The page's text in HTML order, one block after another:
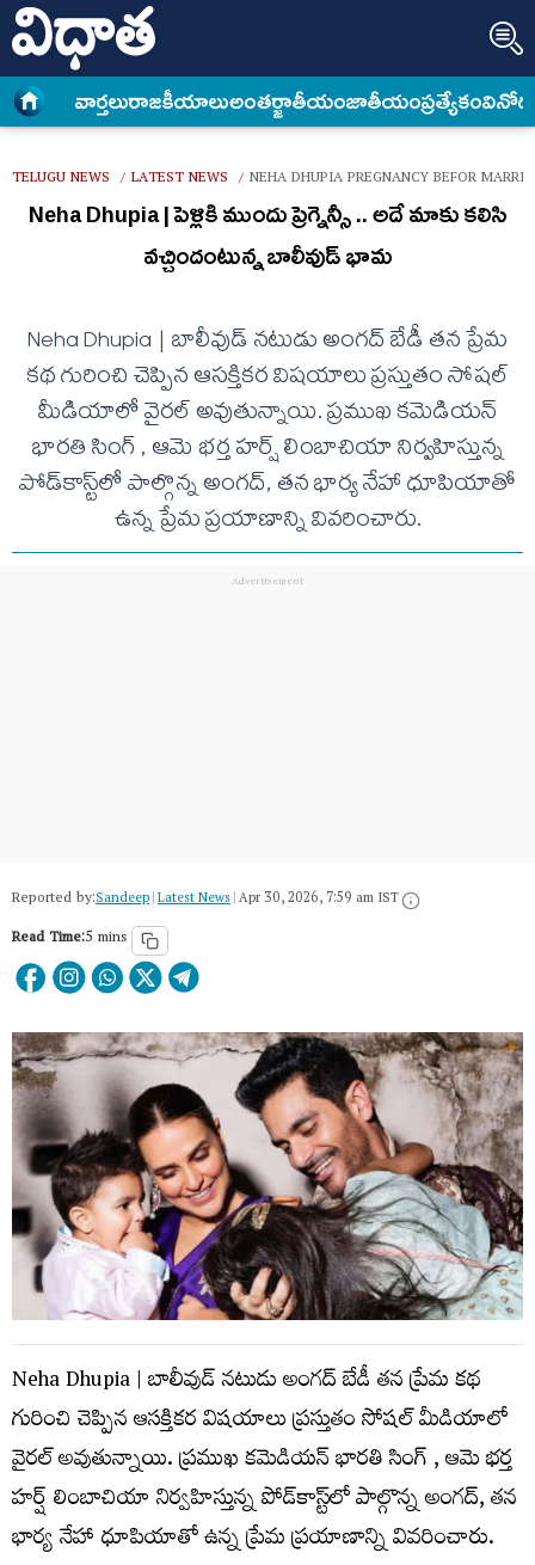
వార్త‌లురాజకీయాలుఅంత‌ర్జాతీయంజాతీయంప్రత్యేకం
TELUGU NEWS / LATEST NEWS / NEHA DHUPIA PREGNANCY BEFOR
Neha Dhupia | పెళ్లికి ముందు ప్రెగ్నెన్సీ .. అదే మాకు క‌లిసి
వ‌చ్చిందంటున్న బాలీవుడ్ భామ‌
Neha Dhupia | బాలీవుడ్ నటుడు అంగద్ బేడీ తన ప్రేమ
కథ గురించి చెప్పిన ఆసక్తికర విషయాలు ప్రస్తుతం సోషల్
మీడియాలో వైరల్ అవుతున్నాయి. ప్రముఖ కమెడియన్
భారతి సింగ్ , ఆమె భర్త హర్ష్ లింబాచియా నిర్వహిస్తున్న
పోడ్‌కాస్ట్‌లో పాల్గొన్న అంగద్, తన భార్య నేహా ధూపియాతో
ఉన్న ప్రేమ ప్రయాణాన్ని వివరించారు.
Reported by:Sandeep|Latest News|Apr 30, 2026, 7:59 am IST
Read Time:5 mins
Neha Dhupia | బాలీవుడ్ నటుడు అంగద్ బేడీ తన ప్రేమ కథ
గురించి చెప్పిన ఆసక్తికర విషయాలు ప్రస్తుతం సోషల్ మీడియాలో
వైరల్ అవుతున్నాయి. ప్రముఖ కమెడియన్ భారతి సింగ్ , ఆమె భర్త
హర్ష్ లింబాచియా నిర్వహిస్తున్న పోడ్‌కాస్ట్‌లో పాల్గొన్న అంగద్, తన
భార్య నేహా ధూపియాతో ఉన్న ప్రేమ ప్రయాణాన్ని వివరించారు.